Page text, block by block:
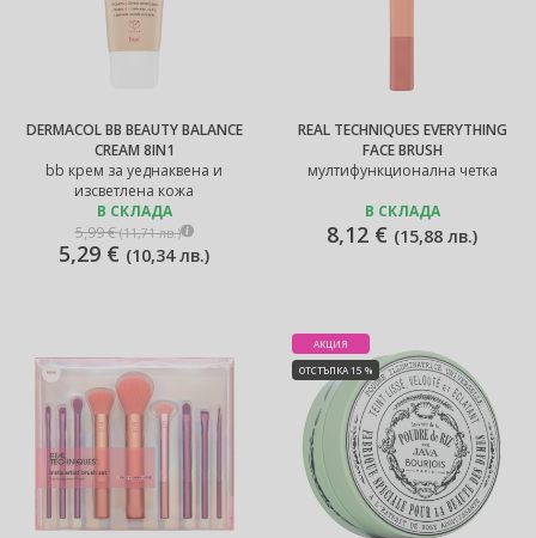
DERMACOL BB BEAUTY BALANCE
CREAM 8IN1
bb крем за уеднаквена и
изсветлена кожа
В СКЛАДА
5,99 €(11,71 лв.)
5,29 € (10,34 лв.)
REAL TECHNIQUES EVERYTHING
FACE BRUSH
мултифункционална четка
В СКЛАДА
8,12 € (15,88 лв.)
АКЦИЯ
ОТСТЪПКА 15 %